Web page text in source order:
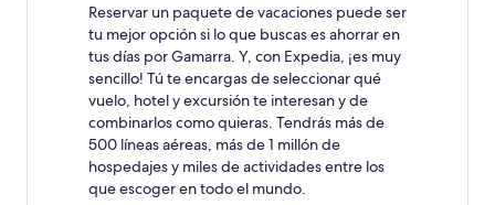
adicionales.
Reservar un paquete de vacaciones puede ser
tu mejor opción si lo que buscas es ahorrar en
tus días por Gamarra. Y, con Expedia, ¡es muy
sencillo! Tú te encargas de seleccionar qué
vuelo, hotel y excursión te interesan y de
combinarlos como quieras. Tendrás más de
500 líneas aéreas, más de 1 millón de
hospedajes y miles de actividades entre los
que escoger en todo el mundo.